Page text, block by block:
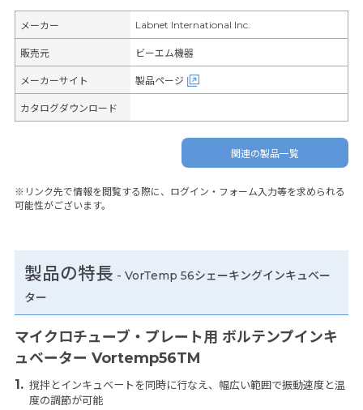
メーカー Labnet International Inc.
販売元 ビーエム機器
メーカーサイト 製品ページ
カタログダウンロード
関連の製品一覧
※リンク先で情報を閲覧する際に、ログイン・フォーム入力等を求められる
可能性がございます。
製品の特長 - VorTemp 56シェーキングインキュベー
ター
マイクロチューブ・プレート用 ボルテンプインキ
ュベーター Vortemp56TM
撹拌とインキュベートを同時に行なえ、幅広い範囲で振動速度と温
度の調節が可能